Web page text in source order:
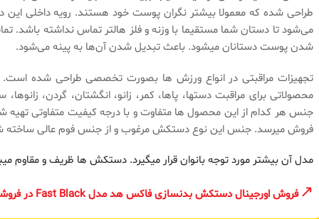
طراحی شده که معمولا بیشتر نگران پوست خود هستند. رویه داخلی
می‌شود تا دستان شما مستقیما با وزنه و فلز هالتر تماس نداشته باشد.
شدن پوست دستانان میشود. باعث تبدیل شدن آن‌ها به پینه می‌شود.
تجهیزات مراقبتی در انواع ورزش ها بصورت تخصصی طراحی شده
محصولاتی برای مراقبت دستها، پاها، کمر، زانو، انگشتان، گردن،
جنس هر کدام از این محصول ها متفاوت و با درجه کیفیت متفاوتی
فروش میرسد. جنس این نوع دستکش مرغوب و از جنس فوم عالی
مدل آن بیشتر مورد توجه بانوان قرار میگیرد. دستکش ها ظریف و مقاوم
فروش اورجینال دستکش بدنسازی فاکس هد مدل Fast Black در فروشگاه منیریه